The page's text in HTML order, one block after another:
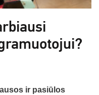
ir pasiūlos